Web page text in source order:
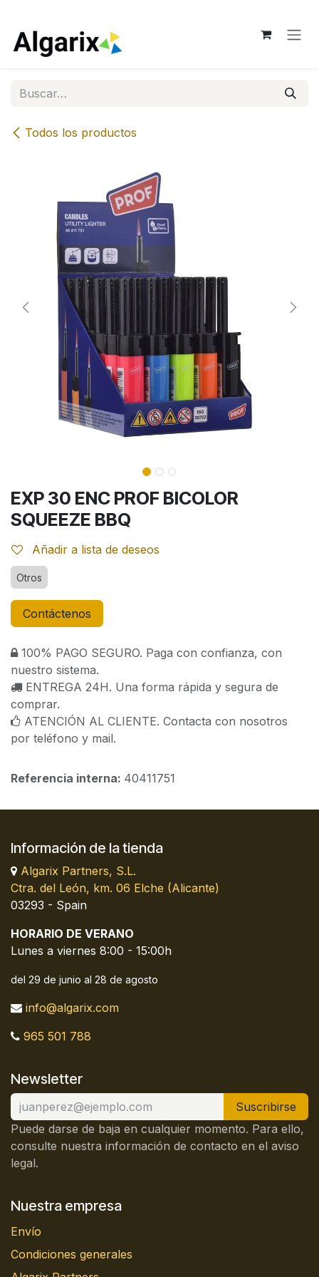
Todos los productos
EXP 30 ENC PROF BICOLOR
SQUEEZE BBQ
Añadir a lista de deseos
Otros
Contáctenos
100% PAGO SEGURO. Paga con confianza, con
nuestro sistema.
ENTREGA 24H. Una forma rápida y segura de
comprar.
ATENCIÓN AL CLIENTE. Contacta con nosotros
por teléfono y mail.
Referencia interna: 40411751
Información de la tienda
Algarix Partners, S.L.
Ctra. del León, km. 06 Elche (Alicante)
03293 - Spain
HORARIO DE VERANO
Lunes a viernes 8:00 - 15:00h
del 29 de junio al 28 de agosto
info@algarix.com
965 501 788
Newsletter
Suscribirse
Puede darse de baja en cualquier momento. Para ello,
consulte nuestra información de contacto en el aviso
legal.
Nuestra empresa
Envío
Condiciones generales